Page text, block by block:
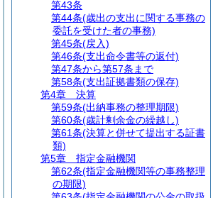
第43条
第44条(歳出の支出に関する事務の
委託を受けた者の事務)
第45条(戻入)
第46条(支出命令書等の返付)
第47条から第57条まで
第58条(支出証拠書類の保存)
第4章
決算
第59条(出納事務の整理期限)
第60条(歳計剰余金の繰越し)
第61条(決算と併せて提出する証書
類)
第5章
指定金融機関
第62条(指定金融機関等の事務整理
の期限)